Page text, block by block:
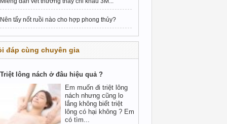
Nên tẩy nốt ruồi nào cho hợp phong thủy?
đáp cùng chuyên gia
Triệt lông nách ở đâu hiệu quả ?
Em muốn đi triệt lông
nách nhưng cũng lo
lắng không biết triệt
lông có hại không ? Em
có tìm...